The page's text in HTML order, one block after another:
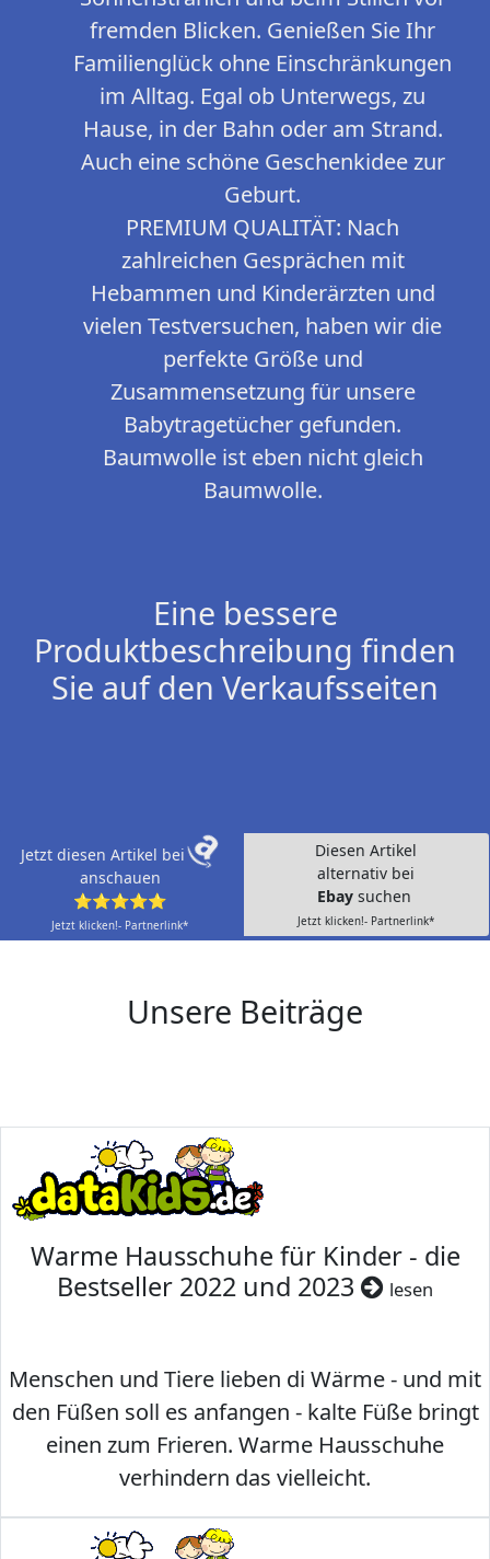
fremden Blicken. Genießen Sie Ihr
Familienglück ohne Einschränkungen
im Alltag. Egal ob Unterwegs, zu
Hause, in der Bahn oder am Strand.
Auch eine schöne Geschenkidee zur
Geburt.
PREMIUM QUALITÄT: Nach
zahlreichen Gesprächen mit
Hebammen und Kinderärzten und
vielen Testversuchen, haben wir die
perfekte Größe und
Zusammensetzung für unsere
Babytragetücher gefunden.
Baumwolle ist eben nicht gleich
Baumwolle.
Eine bessere
Produktbeschreibung finden
Sie auf den Verkaufsseiten
Jetzt diesen Artikel bei
anschauen
⭐⭐⭐⭐⭐
Jetzt klicken!- Partnerlink*
Diesen Artikel
alternativ bei
Ebay suchen
Jetzt klicken!- Partnerlink*
Unsere Beiträge
Warme Hausschuhe für Kinder - die
Bestseller 2022 und 2023
lesen
Menschen und Tiere lieben di Wärme - und mit
den Füßen soll es anfangen - kalte Füße bringt
einen zum Frieren. Warme Hausschuhe
verhindern das vielleicht.